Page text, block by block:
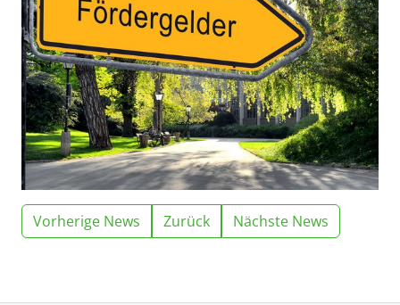
Vorherige News Zurück Nächste News